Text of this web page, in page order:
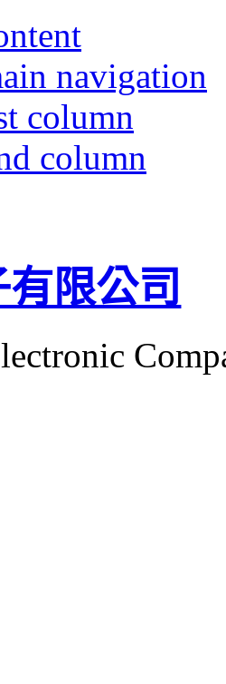
navigation
column
column
限公司